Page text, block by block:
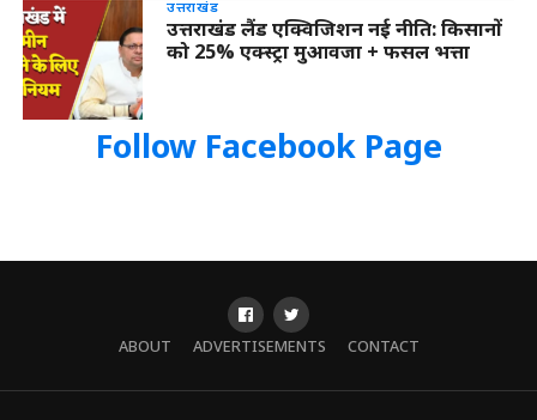
उत्तराखंड
उत्तराखंड लैंड एक्विजिशन नई नीति: किसानों
को 25% एक्स्ट्रा मुआवजा + फसल भत्ता
Follow Facebook Page
ABOUT ADVERTISEMENTS CONTACT